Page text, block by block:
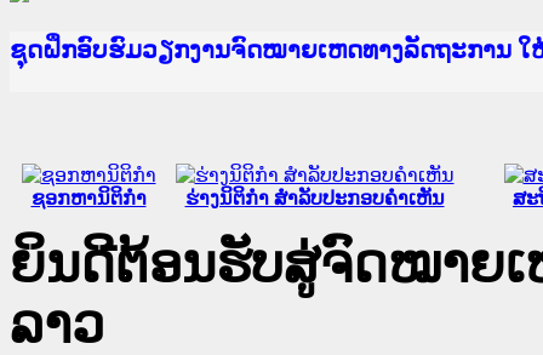
Ministry of Justice Lao PDR
ເຜີຍແຜ່ວັບໄຊຈົດໝາຍເຫດທາງລັດຖະການ ແລະ ແອັ
ກະຊວງຍຸຕິທຳ
ຊຸດຝຶກອົບຮົມວຽກງານຈົດໝາຍເຫດທາງລັດຖະການ
ກອງປະຊຸມທົບທວນຄືນການຈັດຕັ້ງປະຕິບັດວຽກງານຈົ
ຝຶກອົບຮົມ ຜູ່ປະສານງານວຽກງານຈົດໝາຍເຫດທາງລັ
ຝຶກອົບຮົມ ຜູ່ປະສານງານວຽກງານຈົດໝາຍເຫດທາງລັ
ເຜີຍແຜ່ແອັບກົດໝາຍລາວ ແລະ ເວັບໄຊຈົດໝາຍເຫດ
ເຜີຍແຜ່ແອັບກົດໝາຍລາວ ແລະ ເວັບໄຊຈົດໝາຍເຫດ
ຍົກລະດັບວຽກງານຈົດໝາຍເຫດທາງລັດຖະການໃຫ້ຜູ້
ຊຸດຝຶກອົບຮົມວຽກງານຈົດໝາຍເຫດທາງລັດຖະການ ໃ
ຊອກຫານິຕິກໍາ ຮ່າງນິຕິກໍາ ສໍາລັບປະກອບຄໍາເຫັນ ສະ
ຍິນດີຕ້ອນຮັບສູ່ຈົດໝາຍເ
ລາວ